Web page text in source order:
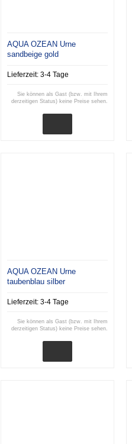
AQUA OZEAN Urne
sandbeige gold
Lieferzeit: 3-4 Tage
Sie können als Gast (bzw. mit Ihrem
derzeitigen Status) keine Preise sehen.
AQUA OZEAN Urne
taubenblau silber
Lieferzeit: 3-4 Tage
Sie können als Gast (bzw. mit Ihrem
derzeitigen Status) keine Preise sehen.